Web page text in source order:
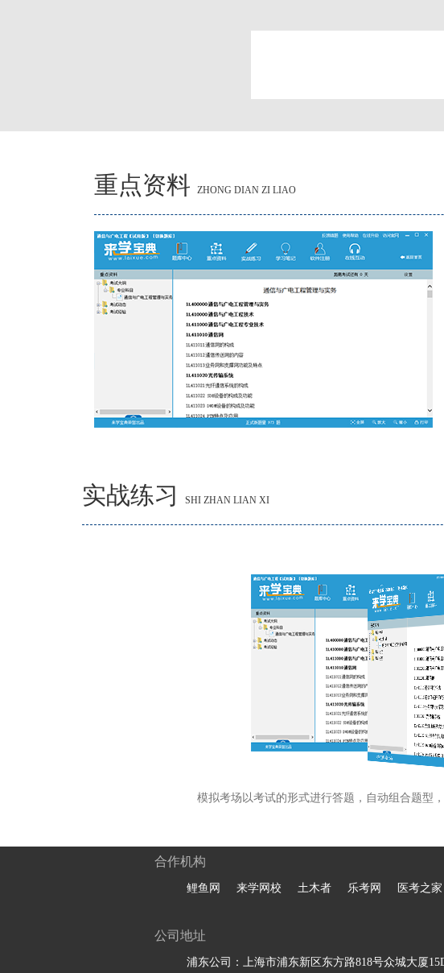
重点资料 ZHONG DIAN ZI LIAO
实战练习 SHI ZHAN LIAN XI
模拟考场以考试的形式进行答题，自动组合题型
合作机构
鲤鱼网 来学网校 土木者 乐考网 医考之家
公司地址
浦东公司：上海市浦东新区东方路818号众城大厦